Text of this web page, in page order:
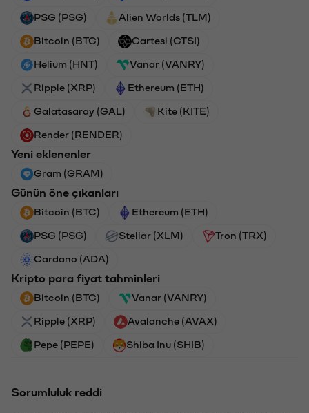
PSG (PSG) Alien Worlds (TLM)
Bitcoin (BTC) Cartesi (CTSI)
Helium (HNT) Vanar (VANRY)
Ripple (XRP) Ethereum (ETH)
Galatasaray (GAL) Kite (KITE)
Render (RENDER)
Yeni eklenenler
Gram (GRAM)
Günün öne çıkanları
Bitcoin (BTC) Ethereum (ETH)
PSG (PSG) Stellar (XLM) Tron (TRX)
Cardano (ADA)
Kripto para fiyat tahminleri
Bitcoin (BTC) Vanar (VANRY)
Ripple (XRP) Avalanche (AVAX)
Pepe (PEPE) Shiba Inu (SHIB)
Sorumluluk reddi